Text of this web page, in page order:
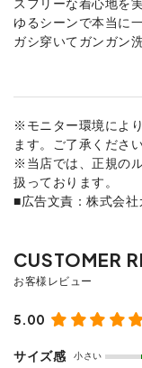
ゆるシーンで本当に
ガシ穿いてガンガン
※モニター環境によ
ます。ご了承ください
※当店では、正規の
扱っております。
■広告文責：株式会社
5.00
サイズ感 小さい